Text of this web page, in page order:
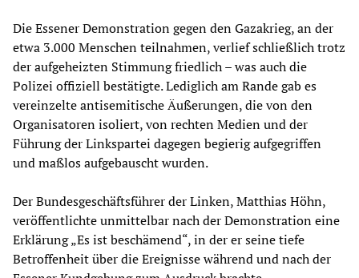
Die Essener Demonstration gegen den Gazakrieg, an der
etwa 3.000 Menschen teilnahmen, verlief schließlich trotz
der aufgeheizten Stimmung friedlich – was auch die
Polizei offiziell bestätigte. Lediglich am Rande gab es
vereinzelte antisemitische Äußerungen, die von den
Organisatoren isoliert, von rechten Medien und der
Führung der Linkspartei dagegen begierig aufgegriffen
und maßlos aufgebauscht wurden.
Der Bundesgeschäftsführer der Linken, Matthias Höhn,
veröffentlichte unmittelbar nach der Demonstration eine
Erklärung „Es ist beschämend“, in der er seine tiefe
Betroffenheit über die Ereignisse während und nach der